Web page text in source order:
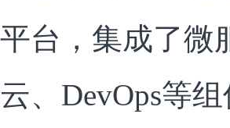
平台，集成了微
云、DevOps等